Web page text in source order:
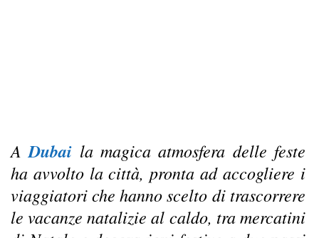
ADubai la magica atmosfera delle feste
ha avvolto la città, pronta ad accogliere i
viaggiatori che hanno scelto di trascorrere
le vacanze natalizie al caldo, tra mercatini